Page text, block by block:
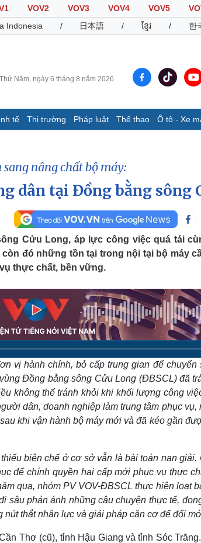
VOV2 VOV3 VOV4 VOV5
Indonesia / 日本語 / ខ្មែរ / 한
Thứ Năm, ngày 6 tháng 8 năm 2026
tế Thị trường Pháp luật Thể thao Ô tô - Xe
Cuộc sống đó đây
Hồ sơ
E-Magazine
Infographic
Thể thao
Bóng đá
Lịch thi đấu bóng đá
Hậu trường
Ô tô - Xe máy
Ô tô
Văn hóa
Sân khấu - Điện ảnh
Âm nhạc
Di sản
Giải trí
Nghệ sĩ
Sao Việt
nâng chất bộ máy:
dân tại Đồng bằng sông
Cửu Long, áp lực công việc quá tải
đó những tồn tại trong nội tại bộ máy
thực chất, bền vững.
vị hành chính, bỏ cấp trung gian để chuyển
Đồng bằng sông Cửu Long (ĐBSCL) đã
không thể tránh khỏi khi khối lượng công
dân, doanh nghiệp làm trung tâm phục vụ,
khi vận hành bộ máy mới và đã kéo gần
biên chế ở cơ sở vẫn là bài toán nan
để chính quyền hai cấp mới phục vụ thực
qua, nhóm PV VOV-ĐBSCL thực hiện loạt
sâu phản ánh những câu chuyện thực tế,
thắt nhân lực và giải pháp căn cơ để đổi
Thơ (cũ), tỉnh Hậu Giang và tỉnh Sóc